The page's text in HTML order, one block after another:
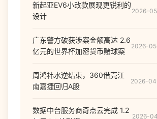
新起亚EV6小改款展现更锐利的
设计
2026-
广东警方破获涉案金额高达 2.6
亿元的世界杯加密货币赌球案
2026-
周鸿祎水逆结束，360借壳江
南嘉捷回归A股
2026-
数据中台服务商奇点云完成 1.2
2026-